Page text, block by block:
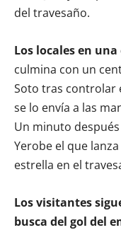
del travesaño.
Los locales en
culmina con un
Soto tras controlar
se lo envía a las
Un minuto
Yerobe el que
estrella en el
Los visitantes
busca del gol del